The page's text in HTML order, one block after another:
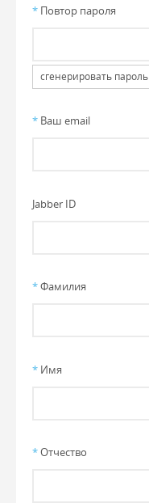
* Повтор пароля
сгенерировать пароль
* Ваш email
Jabber ID
*Фамилия
* Имя
*Отчество